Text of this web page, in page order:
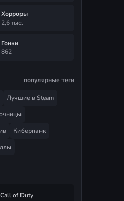
Хорроры
2,6 тыс.
Гонки
862
популярные теги
Лучшие в Steam
Киберпанк
Call of Duty